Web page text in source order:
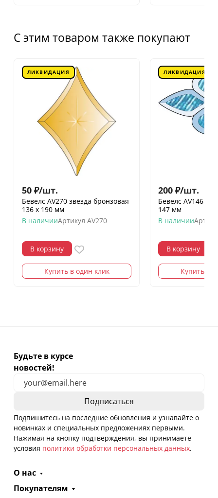
С этим товаром также покупают
ЛИКВИДАЦИЯ
50 ₽/шт.
Бевелс AV270 звезда бронзовая
136 х 190 мм
В наличииАртикул AV270
В корзину
Купить в один клик
ЛИКВИДАЦИЯ
200 ₽/шт.
Бевелс AV146 (4
147 мм
В наличии
В корзину
Купить в
Будьте в курсе
новостей!
Подпишитесь на последние обновления и узнавайте о
новинках и специальных предложениях первыми.
Нажимая на кнопку подтверждения, вы принимаете
условия политики обработки персональных данных.
О нас
Покупателям